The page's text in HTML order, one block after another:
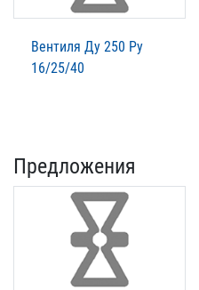
Вентиля Ду 250 Ру
16/25/40
Предложения